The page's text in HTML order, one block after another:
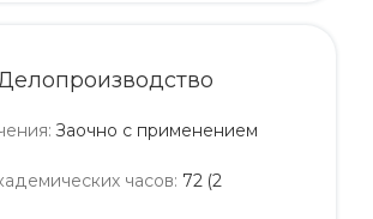
: Заочно с применением
часов: 72 (2